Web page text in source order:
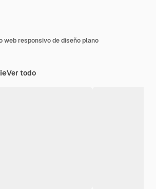
web responsivo de diseño plano
Ver todo